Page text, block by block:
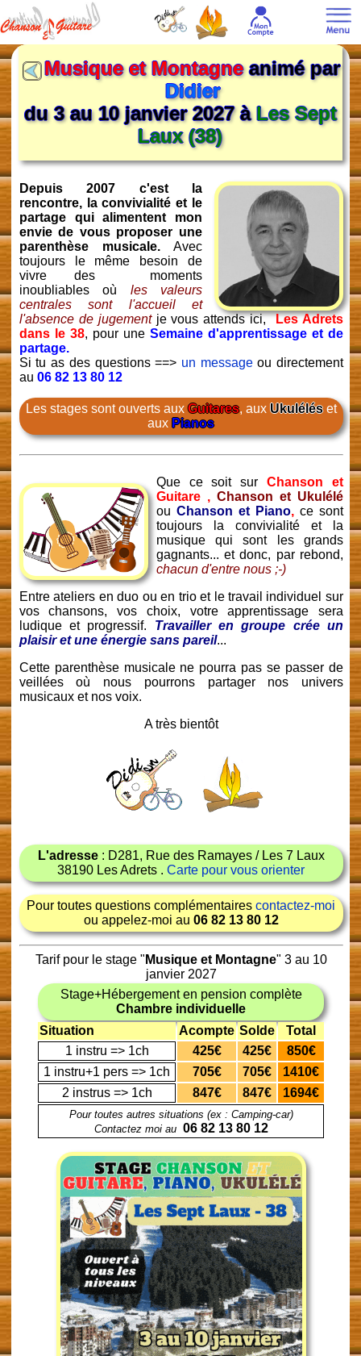
Musique et Montagneanimé par
Didier
du 3 au 10 janvier 2027 àLes Sept
Laux (38)
Depuis 2007 c'est la
rencontre, la convivialité et le
partage qui alimentent mon
envie de vous proposer une
parenthèse musicale.Avec
toujours le même besoin de
vivre des moments
inoubliables où les valeurs
centrales sont l'accueil et
l'absence de jugementje vous attends ici,Les Adrets
dans le 38, pour une Semaine d'apprentissage et de
partage.
Si tu as des questions ==> un messageou directement
au 06 82 13 80 12
Les stages sont ouverts auxGuitares, aux Ukuléléset
aux Pianos
Que ce soit surChanson et
Guitare , Chanson et Ukulélé
ou Chanson et Piano, ce sont
toujours la convivialité et la
musique qui sont les grands
gagnants... et donc, par rebond,
chacun d'entre nous ;-)
Entre ateliers en duo ou en trio et le travail individuel sur
vos chansons, vos choix, votre apprentissage sera
ludique et progressif. Travailler en groupe crée un
plaisir et une énergie sans pareil...
Cette parenthèse musicale ne pourra pas se passer de
veillées où nous pourrons partager nos univers
musicaux et nos voix.
A très bientôt
L'adresse: D281, Rue des Ramayes / Les 7 Laux
38190 Les Adrets .Carte pour vous orienter
Pour toutes questions complémentairescontactez-moi
ou appelez-moi au 06 82 13 80 12
Tarif pour le stage " Musique et Montagne" 3 au 10
janvier 2027
Stage+Hébergement en pension complète
Chambre individuelle
Situation
Acompte Solde
Total
1 instru => 1ch
425€ 425€
850€
1 instru+1 pers => 1ch
705€ 705€
1410€
2 instrus => 1ch
847€ 847€ 1694€
Pour toutes autres situations (ex : Camping-car)
Contactez moi au 06 82 13 80 12